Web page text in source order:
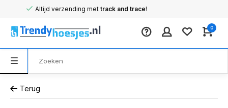
Altijd verzending mettrack and trace !
0
Terug